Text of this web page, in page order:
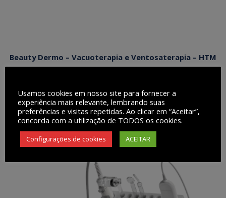
Beauty Dermo – Vacuoterapia e Ventosaterapia – HTM
Usamos cookies em nosso site para fornecer a
experiência mais relevante, lembrando suas
preferências e visitas repetidas. Ao clicar em “Aceitar”,
concorda com a utilização de TODOS os cookies.
Configurações de cookies ACEITAR